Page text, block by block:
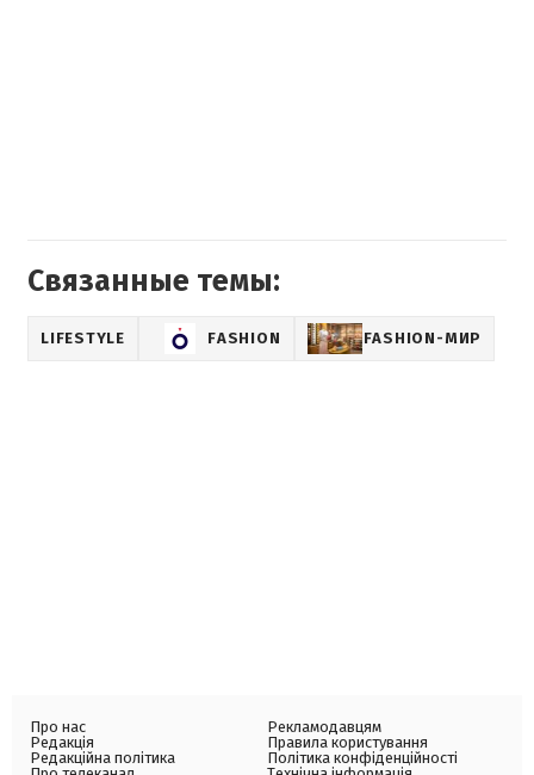
Связанные темы:
LIFESTYLE FASHION FASHION-МИР
Про нас
Редакція
Редакційна політика
Рекламодавцям
Правила користування
Політика конфіденційності